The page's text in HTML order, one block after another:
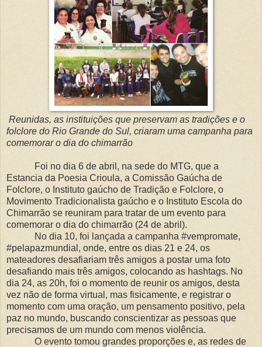
Reunidas, as instituições que preservam as tradições e o
folclore do Rio Grande do Sul, criaram uma campanha para
comemorar o dia do chimarrão
Foi no dia 6 de abril, na sede do MTG, que a
Estancia da Poesia Crioula, a Comissão Gaúcha de
Folclore, o Instituto gaúcho de Tradição e Folclore, o
Movimento Tradicionalista gaúcho e o Instituto Escola do
Chimarrão se reuniram para tratar de um evento para
comemorar o dia do chimarrão (24 de abril).
No dia 10, foi lançada a campanha #vempromate,
#pelapazmundial, onde, entre os dias 21 e 24, os
mateadores desafiariam três amigos a postar uma foto
desafiando mais três amigos, colocando as hashtags. No
dia 24, as 20h, foi o momento de reunir os amigos, desta
vez não de forma virtual, mas fisicamente, e registrar o
momento com uma oração, um pensamento positivo, pela
paz no mundo, buscando conscientizar as pessoas que
precisamos de um mundo com menos violência.
O evento tomou grandes proporções e, as redes de